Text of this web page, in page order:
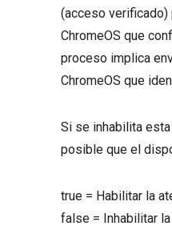
(acceso verificado)
ChromeOS que
proceso implica
ChromeOS que
Si se inhabilita
posible que el
true = Habilitar la
false = Inhabilitar